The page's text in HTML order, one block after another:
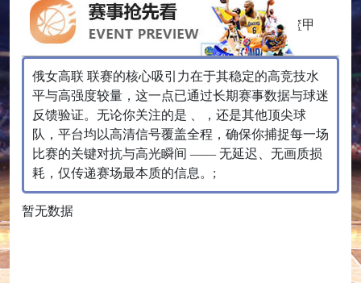
韩篮甲
NBL
CBA
NBA
俄女高联 联赛的核心吸引力在于其稳定的高竞技水
平与高强度较量，这一点已通过长期赛事数据与球迷
反馈验证。无论你关注的是 、，还是其他顶尖球
队，平台均以高清信号覆盖全程，确保你捕捉每一场
比赛的关键对抗与高光瞬间 —— 无延迟、无画质损
耗，仅传递赛场最本质的信息。;
暂无数据